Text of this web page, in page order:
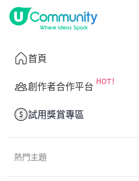
首頁
創作者合作平台
試用獎賞專區
熱門主題